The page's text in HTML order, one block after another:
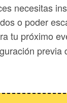
necesitas
o poder
tu próximo
previa